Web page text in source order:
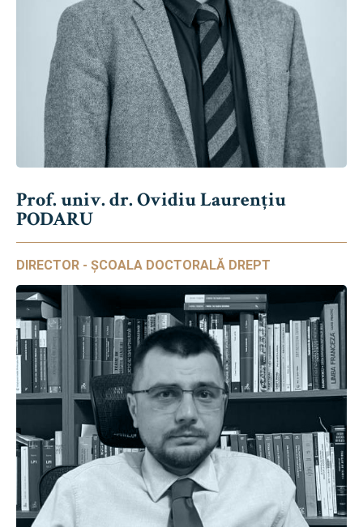
Prof. univ. dr. Ovidiu Laurențiu
PODARU
DIRECTOR - ȘCOALA DOCTORALĂ DREPT